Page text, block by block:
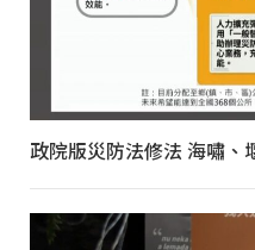
政院版災防法修法 海嘯、